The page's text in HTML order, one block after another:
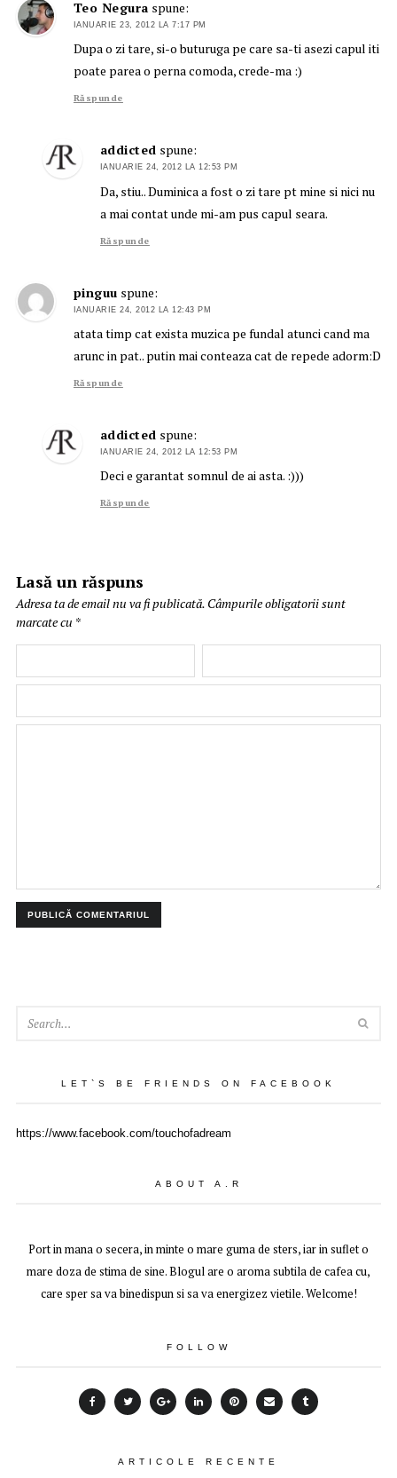
Teo Negura spune:
IANUARIE 23, 2012 LA 7:17 PM
Dupa o zi tare, si-o buturuga pe care sa-ti asezi capul iti
poate parea o perna comoda, crede-ma :)
Răspunde
addicted spune:
IANUARIE 24, 2012 LA 12:53 PM
Da, stiu.. Duminica a fost o zi tare pt mine si nici nu
a mai contat unde mi-am pus capul seara.
Răspunde
pinguu spune:
IANUARIE 24, 2012 LA 12:43 PM
atata timp cat exista muzica pe fundal atunci cand ma
arunc in pat.. putin mai conteaza cat de repede adorm:D
Răspunde
addicted spune:
IANUARIE 24, 2012 LA 12:53 PM
Deci e garantat somnul de ai asta. :)))
Răspunde
Lasă un răspuns
Adresa ta de email nu va fi publicată. Câmpurile obligatorii sunt
marcate cu *
LET`S BE FRIENDS ON FACEBOOK
https://www.facebook.com/touchofadream
ABOUT A.R
Port in mana o secera, in minte o mare guma de sters, iar in suflet o
mare doza de stima de sine. Blogul are o aroma subtila de cafea cu,
care sper sa va binedispun si sa va energizez vietile. Welcome!
FOLLOW
ARTICOLE RECENTE